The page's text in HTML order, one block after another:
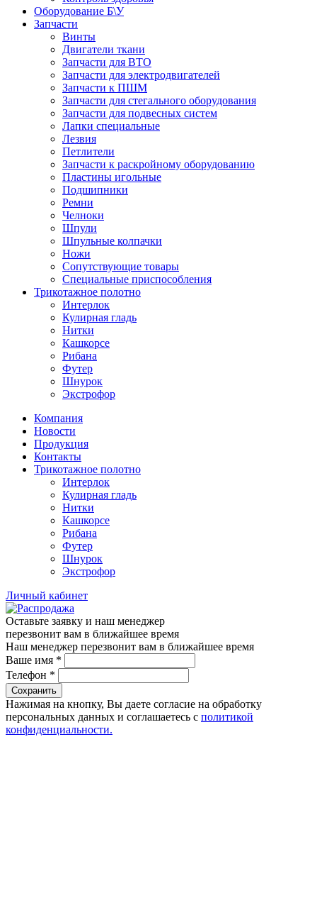
Оборудование Б\У
Запчасти
Винты
Двигатели ткани
Запчасти для ВТО
Запчасти для электродвигателей
Запчасти к ПШМ
Запчасти для стегального оборудования
Запчасти для подвесных систем
Лапки специальные
Лезвия
Петлители
Запчасти к раскройному оборудованию
Пластины игольные
Подшипники
Ремни
Челноки
Шпули
Шпульные колпачки
Ножи
Сопутствующие товары
Специальные приспособления
Трикотажное полотно
Интерлок
Кулирная гладь
Нитки
Кашкорсе
Рибана
Футер
Шнурок
Экстрофор
Компания
Новости
Продукция
Контакты
Трикотажное полотно
Интерлок
Кулирная гладь
Нитки
Кашкорсе
Рибана
Футер
Шнурок
Экстрофор
Личный кабинет
Оставьте заявку и наш менеджер
перезвонит вам в ближайшее время
Наш менеджер перезвонит вам в ближайшее время
Ваше имя *
Телефон *
Сохранить
Нажимая на кнопку, Вы даете согласие на обработку
персональных данных и соглашаетесь с политикой
конфиденциальности.